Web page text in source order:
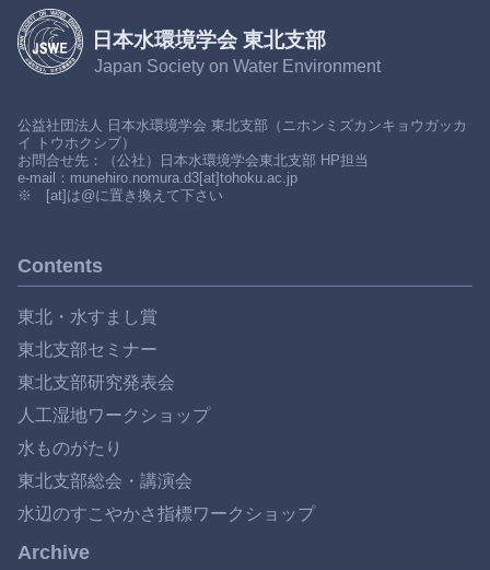
日本水環境学会 東北支部
Japan Society on Water Environment
公益社団法人 日本水環境学会 東北支部（ニホンミズカンキョウガッカ
イ トウホクシブ）
お問合せ先：（公社）日本水環境学会東北支部 HP担当
e-mail：munehiro.nomura.d3[at]tohoku.ac.jp
※ [at]は@に置き換えて下さい
Contents
東北・水すまし賞
東北支部セミナー
東北支部研究発表会
人工湿地ワークショップ
水ものがたり
東北支部総会・講演会
水辺のすこやかさ指標ワークショップ
Archive